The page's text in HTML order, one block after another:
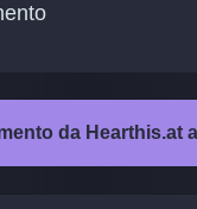
da Hearthis.at